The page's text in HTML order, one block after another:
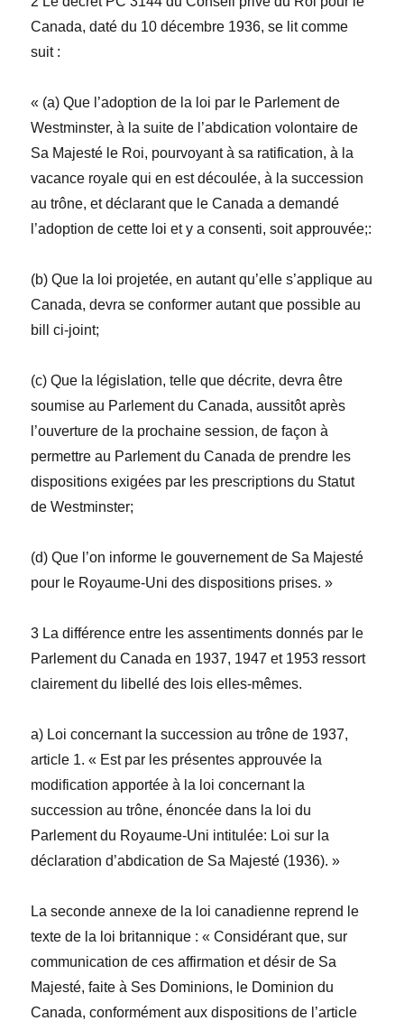
Canada, daté du 10 décembre 1936, se lit comme
suit :
« (a) Que l’adoption de la loi par le Parlement de
Westminster, à la suite de l’abdication volontaire de
Sa Majesté le Roi, pourvoyant à sa ratification, à la
vacance royale qui en est découlée, à la succession
au trône, et déclarant que le Canada a demandé
l’adoption de cette loi et y a consenti, soit approuvée;:
(b) Que la loi projetée, en autant qu’elle s’applique au
Canada, devra se conformer autant que possible au
bill ci-joint;
(c) Que la législation, telle que décrite, devra être
soumise au Parlement du Canada, aussitôt après
l’ouverture de la prochaine session, de façon à
permettre au Parlement du Canada de prendre les
dispositions exigées par les prescriptions du Statut
de Westminster;
(d) Que l’on informe le gouvernement de Sa Majesté
pour le Royaume-Uni des dispositions prises. »
3 La différence entre les assentiments donnés par le
Parlement du Canada en 1937, 1947 et 1953 ressort
clairement du libellé des lois elles-mêmes.
a) Loi concernant la succession au trône de 1937,
article 1. « Est par les présentes approuvée la
modification apportée à la loi concernant la
succession au trône, énoncée dans la loi du
Parlement du Royaume-Uni intitulée: Loi sur la
déclaration d’abdication de Sa Majesté (1936). »
La seconde annexe de la loi canadienne reprend le
texte de la loi britannique : « Considérant que, sur
communication de ces affirmation et désir de Sa
Majesté, faite à Ses Dominions, le Dominion du
Canada, conformément aux dispositions de l’article